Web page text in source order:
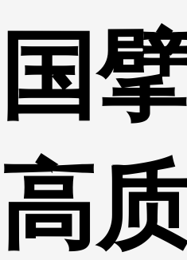
国
高